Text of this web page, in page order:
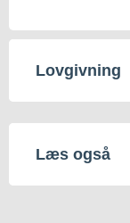
Lovgivning
Læs også